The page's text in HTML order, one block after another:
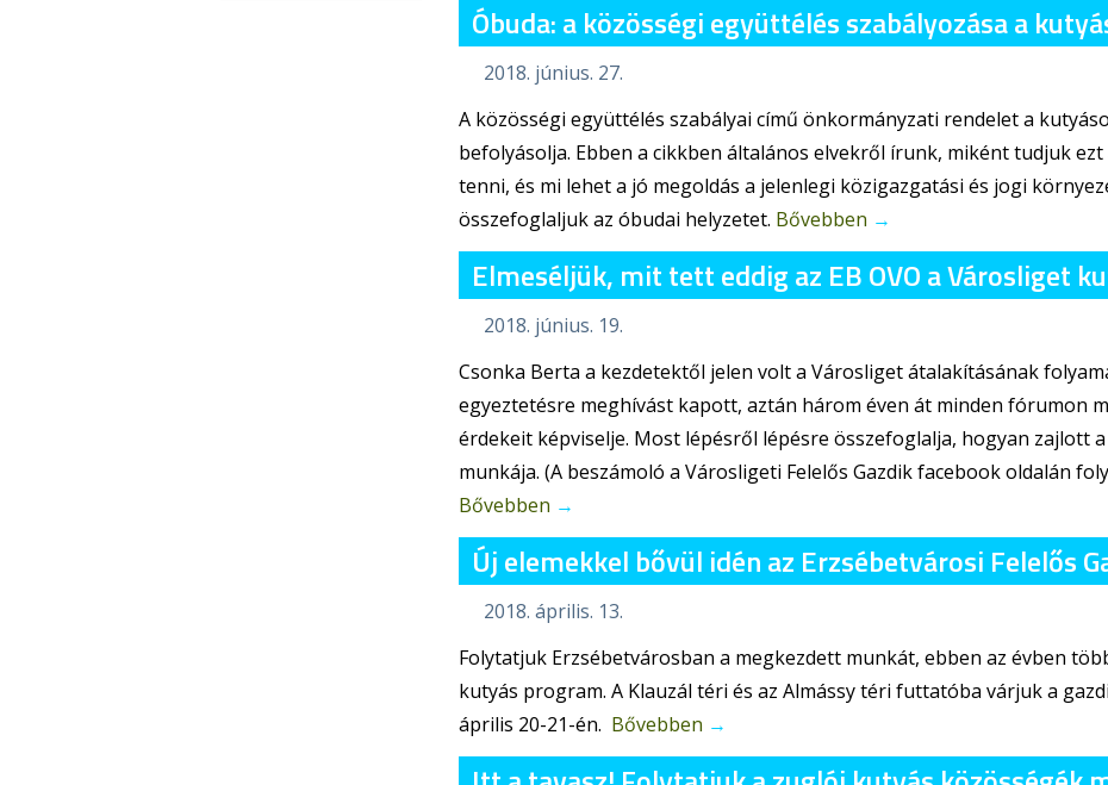
Óbuda: a közösségi együttélés szabályozása a
2018. június. 27.
A közösségi együttélés szabályai című önkormányzati rendelet a
befolyásolja. Ebben a cikkben általános elvekről írunk, miként tudjuk
tenni, és mi lehet a jó megoldás a jelenlegi közigazgatási és jogi
összefoglaljuk az óbudai helyzetet. Bővebben →
Elmeséljük, mit tett eddig az EB OVO a Városliget
2018. június. 19.
Csonka Berta a kezdetektől jelen volt a Városliget átalakításának
egyeztetésre meghívást kapott, aztán három éven át minden fórumon
érdekeit képviselje. Most lépésről lépésre összefoglalja, hogyan zajlott
munkája. (A beszámoló a Városligeti Felelős Gazdik facebook oldalán
Bővebben →
Új elemekkel bővül idén az Erzsébetvárosi Felelős
2018. április. 13.
Folytatjuk Erzsébetvárosban a megkezdett munkát, ebben az évben
kutyás program. A Klauzál téri és az Almássy téri futtatóba várjuk a
április 20-21-én. Bővebben →